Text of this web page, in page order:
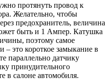
протянуть провод к
Желательно, чтобы
предохранитель, величина
быть и 1 Ампер. Катушка
поэтому самое
– это короткое замыкание в
параллельно датчику
принудительного
в салоне автомобиля.